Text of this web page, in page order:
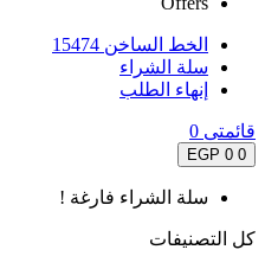
الخط الساخن 15474
سلة الشراء
إنهاء الطلب
قائمتى 0
0
0 EGP
سلة الشراء فارغة !
كل التصنيفات